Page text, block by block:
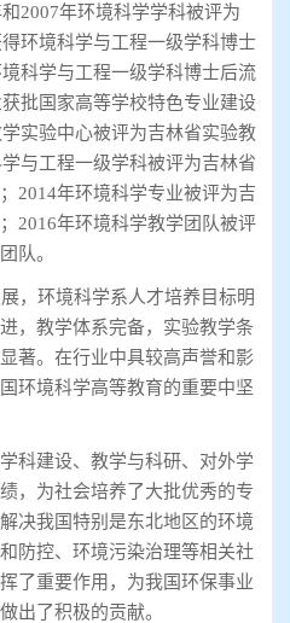
2007年环境科学学科被评为
环境科学与工程一级学科博士
科学与工程一级学科博士后流
批国家高等学校特色专业建设
实验中心被评为吉林省实验教
与工程一级学科被评为吉林省
2014年环境科学专业被评为吉
2016年环境科学教学团队被评
队。
，环境科学系人才培养目标明
，教学体系完备，实验教学条
著。在行业中具较高声誉和影
环境科学高等教育的重要中坚
科建设、教学与科研、对外学
，为社会培养了大批优秀的专
决我国特别是东北地区的环境
防控、环境污染治理等相关社
了重要作用，为我国环保事业
出了积极的贡献。